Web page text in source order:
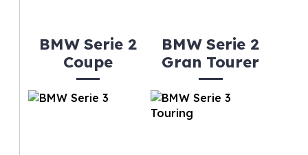
BMW Serie 2
Coupe
BMW Serie 2
Gran Tourer